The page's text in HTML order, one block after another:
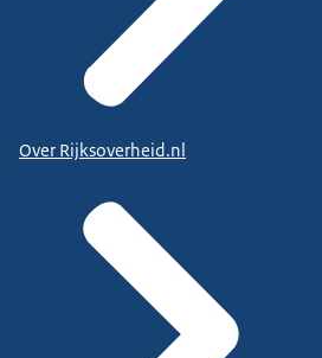
Over Rijksoverheid.nl